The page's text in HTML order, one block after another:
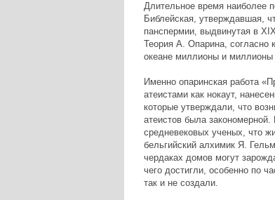
Длительное время наиболее
Библейская, утверждавшая,
панспермии, выдвинутая в
Теория А. Опарина, согласно
океане миллионы и миллионы
Именно опаринская работа
атеистами как нокаут,
которые утверждали, что
атеистов была
средневековых ученых, что
бельгийский алхимик Я.
чердаках домов могут
чего достигли, особенно по
так и не создали.